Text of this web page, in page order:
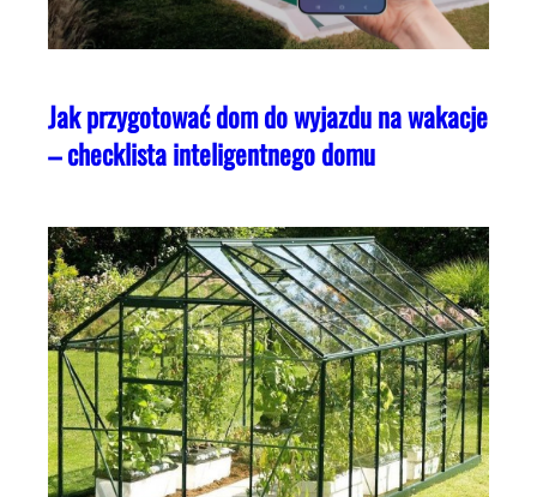
Jak przygotować dom do wyjazdu na wakacje
– checklista inteligentnego domu